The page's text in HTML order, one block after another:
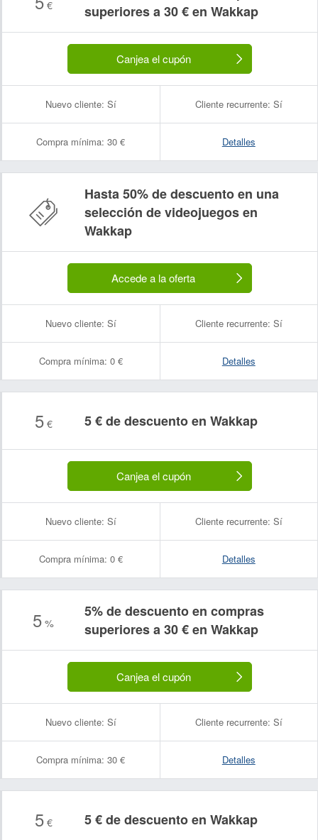
€
superiores a 30 € en Wakkap
Canjea el cupón
Nuevo cliente: Sí Cliente recurrente: Sí
Compra mínima: 30 € Detalles
Hasta 50% de descuento en una
selección de videojuegos en
Wakkap
Accede a la oferta
Nuevo cliente: Sí Cliente recurrente: Sí
Compra mínima: 0 € Detalles
5 € 5 € de descuento en Wakkap
Canjea el cupón
Nuevo cliente: Sí Cliente recurrente: Sí
Compra mínima: 0 € Detalles
5%
5% de descuento en compras
superiores a 30 € en Wakkap
Canjea el cupón
Nuevo cliente: Sí Cliente recurrente: Sí
Compra mínima: 30 € Detalles
5 € 5 € de descuento en Wakkap
Nombre:
Correo electrónico: